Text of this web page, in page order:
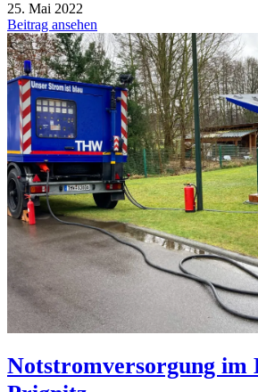
25. Mai 2022
Beitrag ansehen
Notstromversorgung im